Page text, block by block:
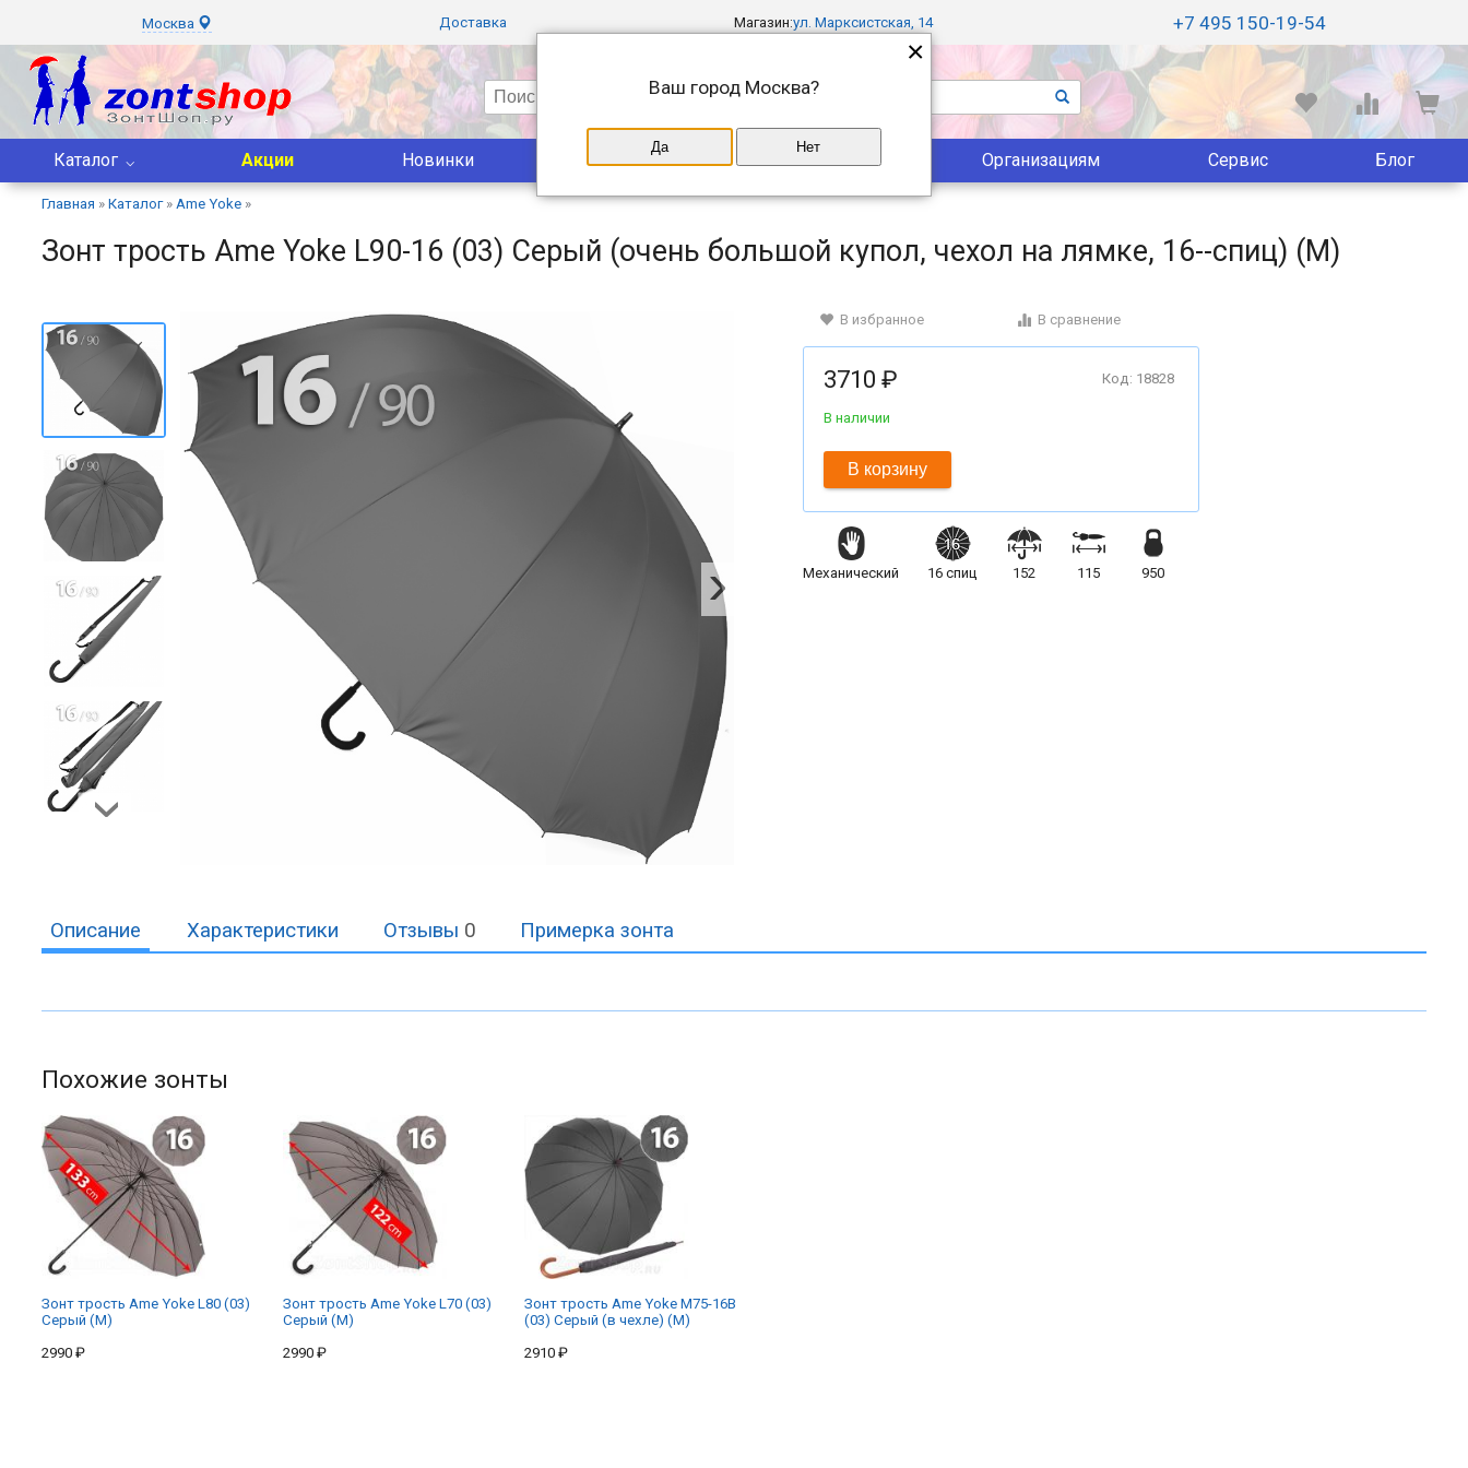
Москва Доставка Магазин:ул. Марксистская, 14 +7 495 150-19-54
Каталог Акции Новинки Популярные Магазины Организациям Сервис Блог
Главная » Каталог» Ame Yoke »
Зонт трость Ame Yoke L90-16 (03) Серый (очень большой купол, чехол на лямке, 16--спиц) (M)
В избранное В сравнение
Код: 18828
3710 ₽
В наличии
В корзину
Механический 16 спиц 152 115 950
Описание Характеристики Отзывы 0 Примерка зонта
Похожие зонты
Зонт трость Ame Yoke L80 (03)
Серый (M)
2990 ₽
Зонт трость Ame Yoke L70 (03)
Серый (M)
2990 ₽
Зонт трость Ame Yoke M75-16B
(03) Серый (в чехле) (M)
2910 ₽
×
Ваш город Москва?
Да Нет